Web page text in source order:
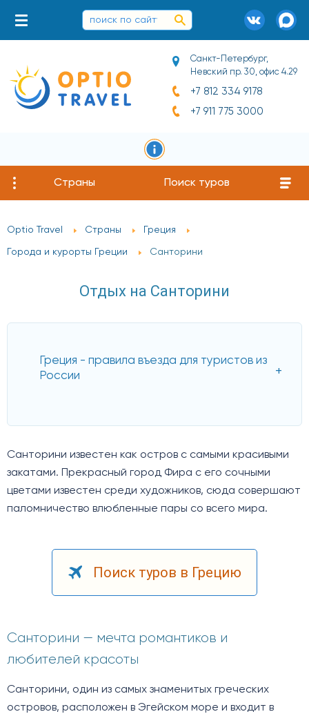
Санкт-Петербург,
Невский пр. 30, офис 4.29
+7 812 334 9178
+7 911 775 3000
Страны Поиск туров
Optio Travel Страны Греция
Города и курорты Греции Санторини
Отдых на Санторини
Греция - правила въезда для туристов из
России
Санторини известен как остров с самыми красивыми
закатами. Прекрасный город Фира с его сочными
цветами известен среди художников, сюда совершают
паломничество влюбленные пары со всего мира.
Поиск туров в Грецию
Санторини — мечта романтиков и
любителей красоты
Санторини, один из самых знаменитых греческих
островов, расположен в Эгейском море и входит в